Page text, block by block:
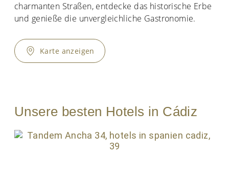
charmanten Straßen, entdecke das historische Erbe
und genieße die unvergleichliche Gastronomie.
Karte anzeigen
Unsere besten Hotels in Cádiz